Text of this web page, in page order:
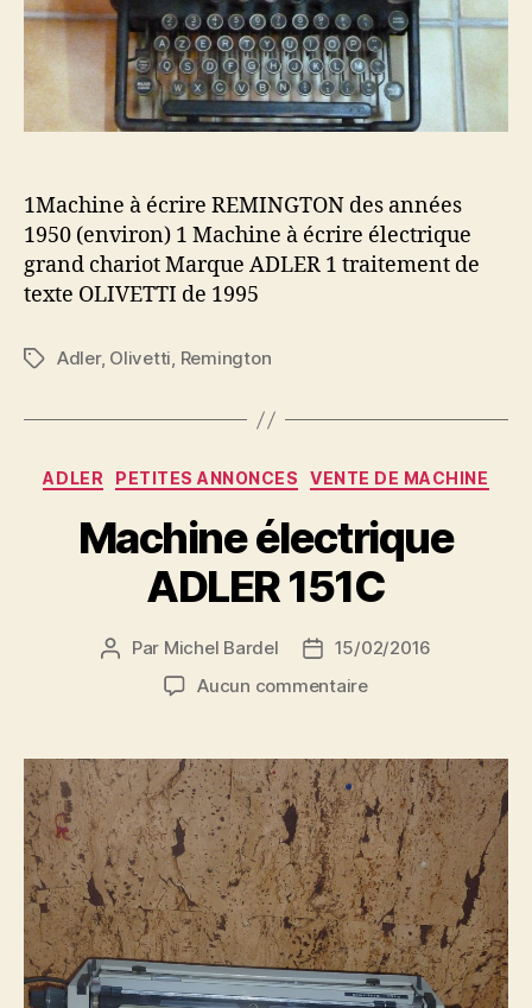
1Machine à écrire REMINGTON des années
1950 (environ) 1 Machine à écrire électrique
grand chariot Marque ADLER 1 traitement de
texte OLIVETTI de 1995
Étiquettes
Adler, Olivetti, Remington
Catégories
ADLER PETITES ANNONCES VENTE DE MACHINE
Machine électrique
ADLER 151C
Auteur
l’article
Par Michel Bardel
Date15/02/2016
Aucun commentairesur
ADLER
151C